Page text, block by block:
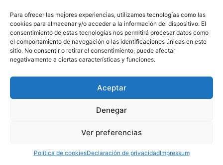
Para ofrecer las mejores experiencias, utilizamos tecnologías como las
cookies para almacenar y/o acceder a la información del dispositivo. El
consentimiento de estas tecnologías nos permitirá procesar datos como
el comportamiento de navegación o las identificaciones únicas en este
sitio. No consentir o retirar el consentimiento, puede afectar
negativamente a ciertas características y funciones.
Aceptar
Denegar
Ver preferencias
Política de cookiesDeclaración de privacidadImpressum
Política de Cookies
Aviso Legal
910 607 564
derechos reservados